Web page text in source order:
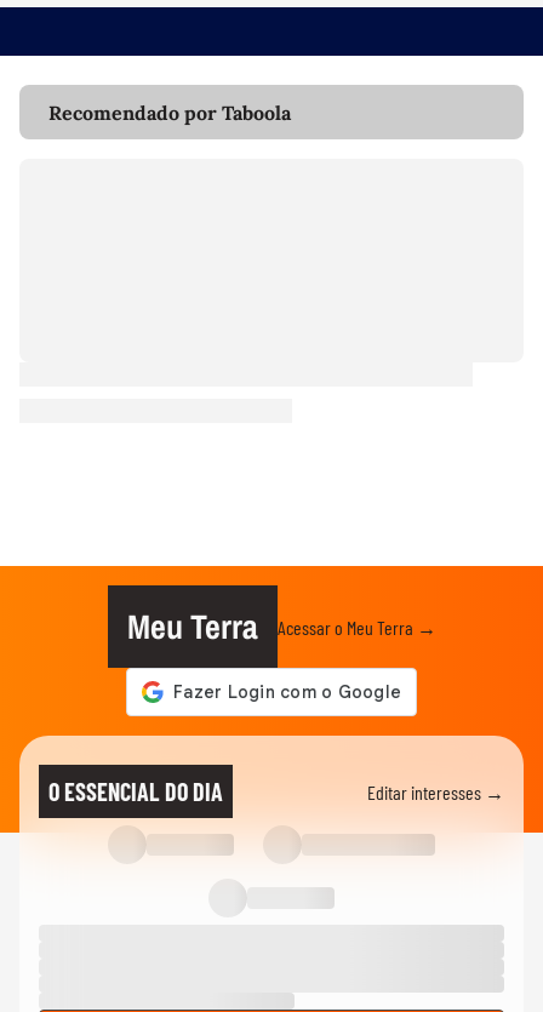
Recomendado por Taboola
Meu Terra Acessar o Meu Terra →
O ESSENCIAL DO DIA Editar interesses →